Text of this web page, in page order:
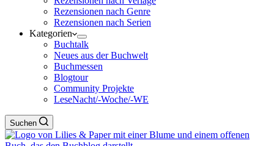
Rezensionen nach Genre
Rezensionen nach Serien
Kategorien
Buchtalk
Neues aus der Buchwelt
Buchmessen
Blogtour
Community Projekte
LeseNacht/-Woche/-WE
Suchen